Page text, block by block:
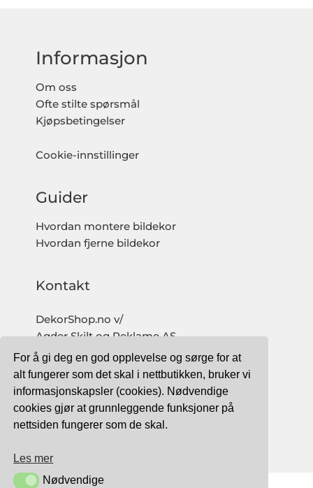
For å gi deg en god opplevelse og sørge for at
alt fungerer som det skal i nettbutikken, bruker vi
informasjonskapsler (cookies). Nødvendige
cookies gjør at grunnleggende funksjoner på
nettsiden fungerer som de skal.
Les mer
NødvendigeNødvendige
Informasjon
Om oss
Ofte stilte spørsmål
Kjøpsbetingelser
Cookie-innstillinger
Guider
Hvordan montere bildekor
Hvordan fjerne bildekor
Kontakt
DekorShop.no v/
Agder Skilt og Reklame AS
Org. nr: 997 633 016 MVA
salg@dekorshop.no
Tlf: 959 32 123
09.00 - 16.00